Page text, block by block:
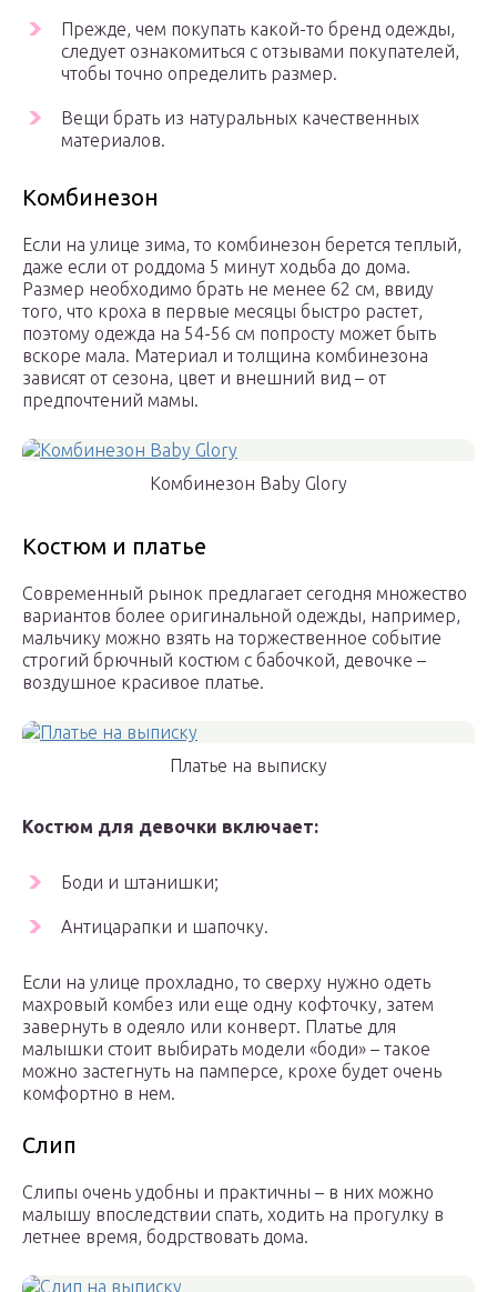
Прежде, чем покупать какой-то бренд одежды,
следует ознакомиться с отзывами покупателей,
чтобы точно определить размер.
Вещи брать из натуральных качественных
материалов.
Комбинезон
Если на улице зима, то комбинезон берется теплый,
даже если от роддома 5 минут ходьба до дома.
Размер необходимо брать не менее 62 см, ввиду
того, что кроха в первые месяцы быстро растет,
поэтому одежда на 54-56 см попросту может быть
вскоре мала. Материал и толщина комбинезона
зависят от сезона, цвет и внешний вид – от
предпочтений мамы.
Комбинезон Baby Glory
Костюм и платье
Современный рынок предлагает сегодня множество
вариантов более оригинальной одежды, например,
мальчику можно взять на торжественное событие
строгий брючный костюм с бабочкой, девочке –
воздушное красивое платье.
Платье на выписку
Костюм для девочки включает:
Боди и штанишки;
Антицарапки и шапочку.
Если на улице прохладно, то сверху нужно одеть
махровый комбез или еще одну кофточку, затем
завернуть в одеяло или конверт. Платье для
малышки стоит выбирать модели «боди» – такое
можно застегнуть на памперсе, крохе будет очень
комфортно в нем.
Слип
Слипы очень удобны и практичны – в них можно
малышу впоследствии спать, ходить на прогулку в
летнее время, бодрствовать дома.